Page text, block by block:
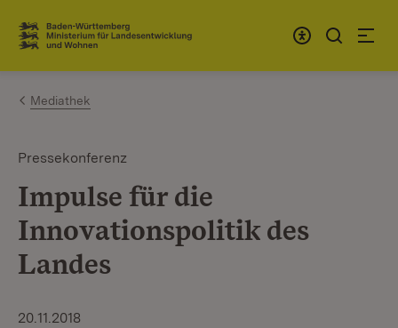
Zum Inhalt springen
Link zur Startseite
Mediathek
Pressekonferenz
Impulse für die
Innovationspolitik des
Landes
20.11.2018